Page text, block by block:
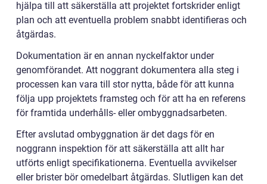
hjälpa till att säkerställa att projektet fortskrider enligt
plan och att eventuella problem snabbt identifieras och
åtgärdas.
Dokumentation är en annan nyckelfaktor under
genomförandet. Att noggrant dokumentera alla steg i
processen kan vara till stor nytta, både för att kunna
följa upp projektets framsteg och för att ha en referens
för framtida underhålls- eller ombyggnadsarbeten.
Efter avslutad ombyggnation är det dags för en
noggrann inspektion för att säkerställa att allt har
utförts enligt specifikationerna. Eventuella avvikelser
eller brister bör omedelbart åtgärdas. Slutligen kan det